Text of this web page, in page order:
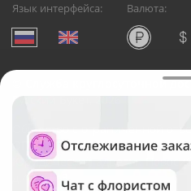
Язык интерфейса: Валюта:
Служба круглосуточной
Русский Букет, 2026
Общество с ограниченной
ОГРН: 1195476081745, ИНН:
Юридический адрес: г.
д.42, оф. 3